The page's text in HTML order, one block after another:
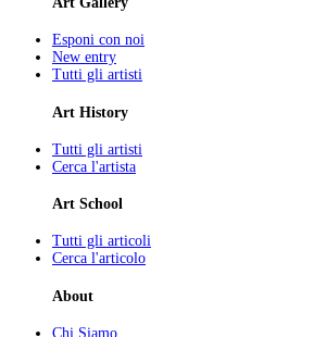
Esponi con noi
New entry
Tutti gli artisti
Art History
Tutti gli artisti
Cerca l'artista
Art School
Tutti gli articoli
Cerca l'articolo
About
Chi Siamo